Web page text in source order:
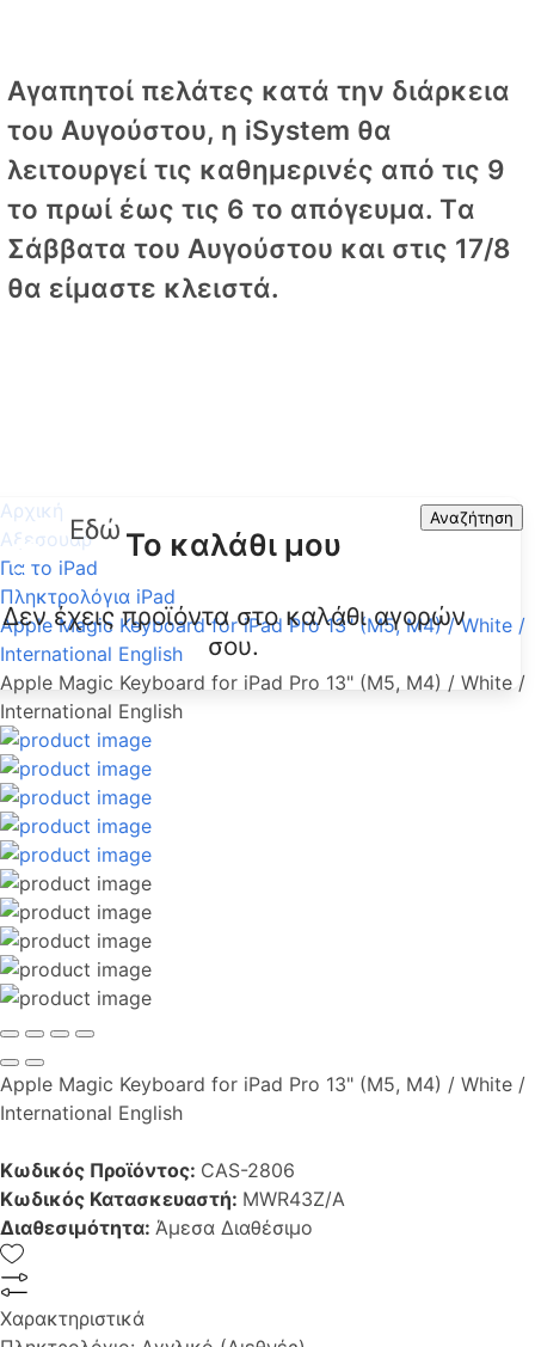
Αγαπητοί πελάτες κατά την διάρκεια
του Αυγούστου, η iSystem θα
λειτουργεί τις καθημερινές από τις 9
το πρωί έως τις 6 το απόγευμα. Tα
Σάββατα του Αυγούστου και στις 17/8
θα είμαστε κλειστά.
Αναζήτηση
Το καλάθι μου
Δεν έχεις προϊόντα στο καλάθι αγορών
σου.
Αρχική
Αξεσουάρ
Για το iPad
Πληκτρολόγια iPad
Apple Magic Keyboard for iPad Pro 13" (M5, M4) / White /
International English
Apple Magic Keyboard for iPad Pro 13" (M5, M4) / White /
International English
Apple Magic Keyboard for iPad Pro 13" (M5, M4) / White /
International English
Κωδικός Προϊόντος: CAS-2806
Κωδικός Κατασκευαστή: MWR43Z/A
Διαθεσιμότητα: Άμεσα Διαθέσιμο
Χαρακτηριστικά